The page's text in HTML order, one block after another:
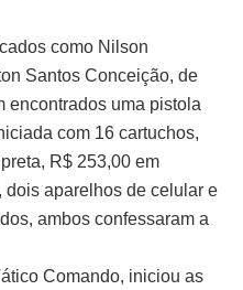
como Nilson
Santos Conceição, de
encontrados uma pistola
com 16 cartuchos,
R$ 253,00 em
aparelhos de celular e
ambos confessaram a
Comando, iniciou as